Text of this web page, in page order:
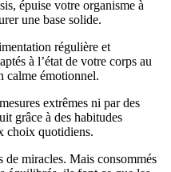
épuise votre organisme à
une base solide.
régulière et
à l’état de votre corps au
calme émotionnel.
extrêmes ni par des
grâce à des habitudes
choix quotidiens.
de miracles. Mais consommés